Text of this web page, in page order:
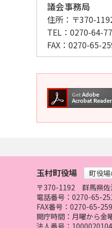
議会事務局
住所： 〒370-
TEL： 0270-64-
FAX： 0270-65-
玉村町役場 町役
〒370-1192
群馬県
電話番号：0270-65-
FAX番号：0270-65-
開庁時間：月曜から金
法人番号：